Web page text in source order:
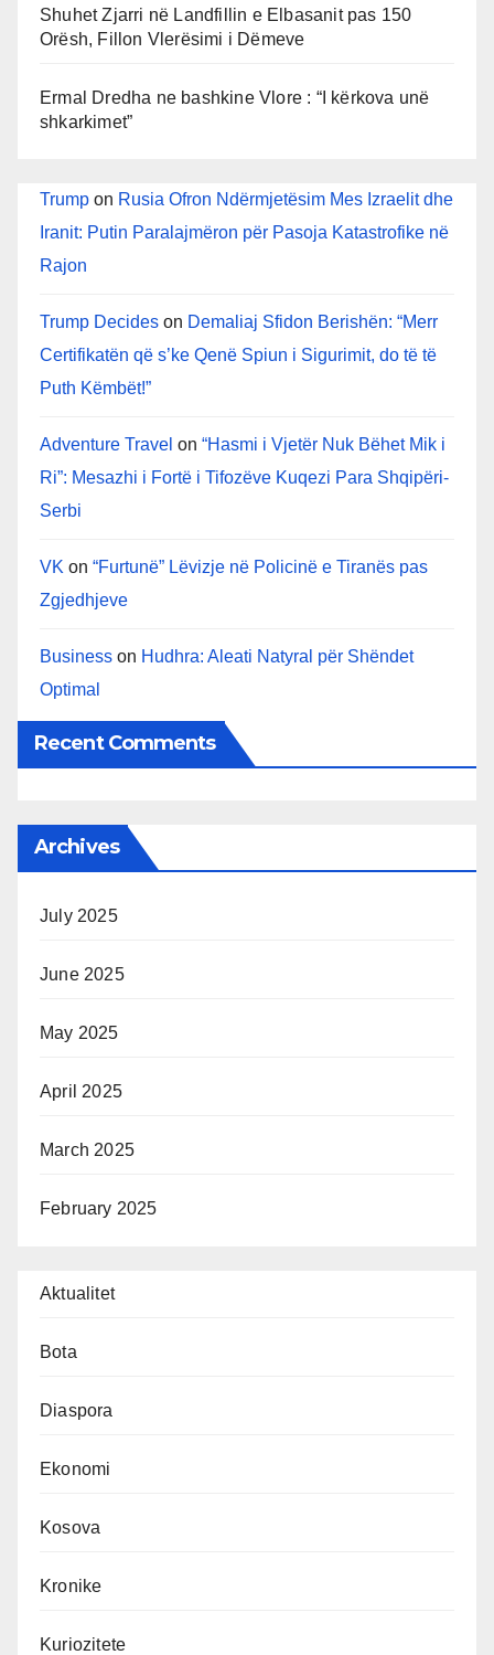
Shuhet Zjarri në Landfillin e Elbasanit pas 150
Orësh, Fillon Vlerësimi i Dëmeve
Ermal Dredha ne bashkine Vlore : “I kërkova unë
shkarkimet”
Trump on Rusia Ofron Ndërmjetësim Mes Izraelit dhe
Iranit: Putin Paralajmëron për Pasoja Katastrofike në
Rajon
Trump Decides on Demaliaj Sfidon Berishën: “Merr
Certifikatën që s’ke Qenë Spiun i Sigurimit, do të të
Puth Këmbët!”
Adventure Travel on “Hasmi i Vjetër Nuk Bëhet Mik i
Ri”: Mesazhi i Fortë i Tifozëve Kuqezi Para Shqipëri-
Serbi
VK on “Furtunë” Lëvizje në Policinë e Tiranës pas
Zgjedhjeve
Business on Hudhra: Aleati Natyral për Shëndet
Optimal
Recent Comments
Archives
July 2025
June 2025
May 2025
April 2025
March 2025
February 2025
Aktualitet
Bota
Diaspora
Ekonomi
Kosova
Kronike
Kuriozitete